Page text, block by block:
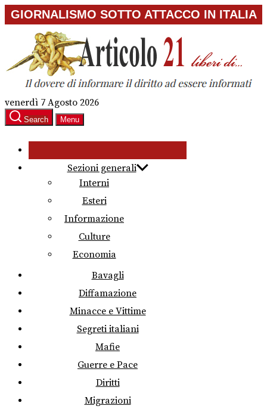
Skip
to
content
GIORNALISMO SOTTO ATTACCO IN ITALIA
venerdì 7 Agosto 2026
Search Menu
Sezioni generali
Interni
Esteri
Informazione
Culture
Economia
Bavagli
Diffamazione
Minacce e Vittime
Segreti italiani
Mafie
Guerre e Pace
Diritti
Migrazioni